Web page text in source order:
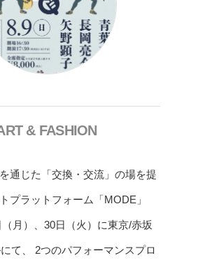
& FASHION
通じた「交換・交流」の場を提
プラットフォーム「MODE」
月）、30日（火）に東京/赤坂
て、 2つのパフォーマンスプロ